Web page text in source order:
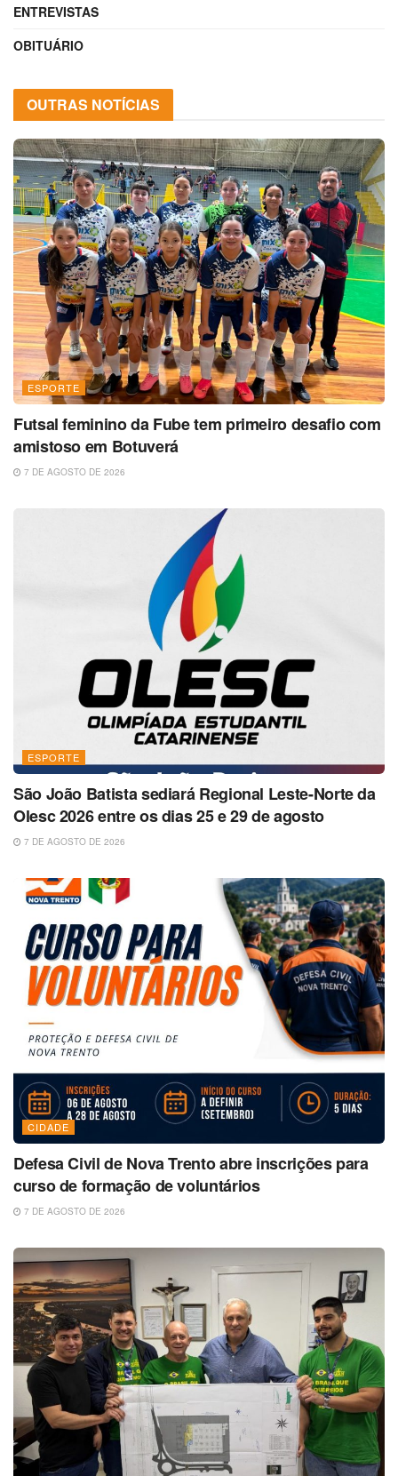
ENTREVISTAS
OBITUÁRIO
OUTRAS NOTÍCIAS
ESPORTE
Futsal feminino da Fube tem primeiro desafio com
amistoso em Botuverá
7 DE AGOSTO DE 2026
ESPORTE
São João Batista sediará Regional Leste-Norte da
Olesc 2026 entre os dias 25 e 29 de agosto
7 DE AGOSTO DE 2026
CIDADE
Defesa Civil de Nova Trento abre inscrições para
curso de formação de voluntários
7 DE AGOSTO DE 2026